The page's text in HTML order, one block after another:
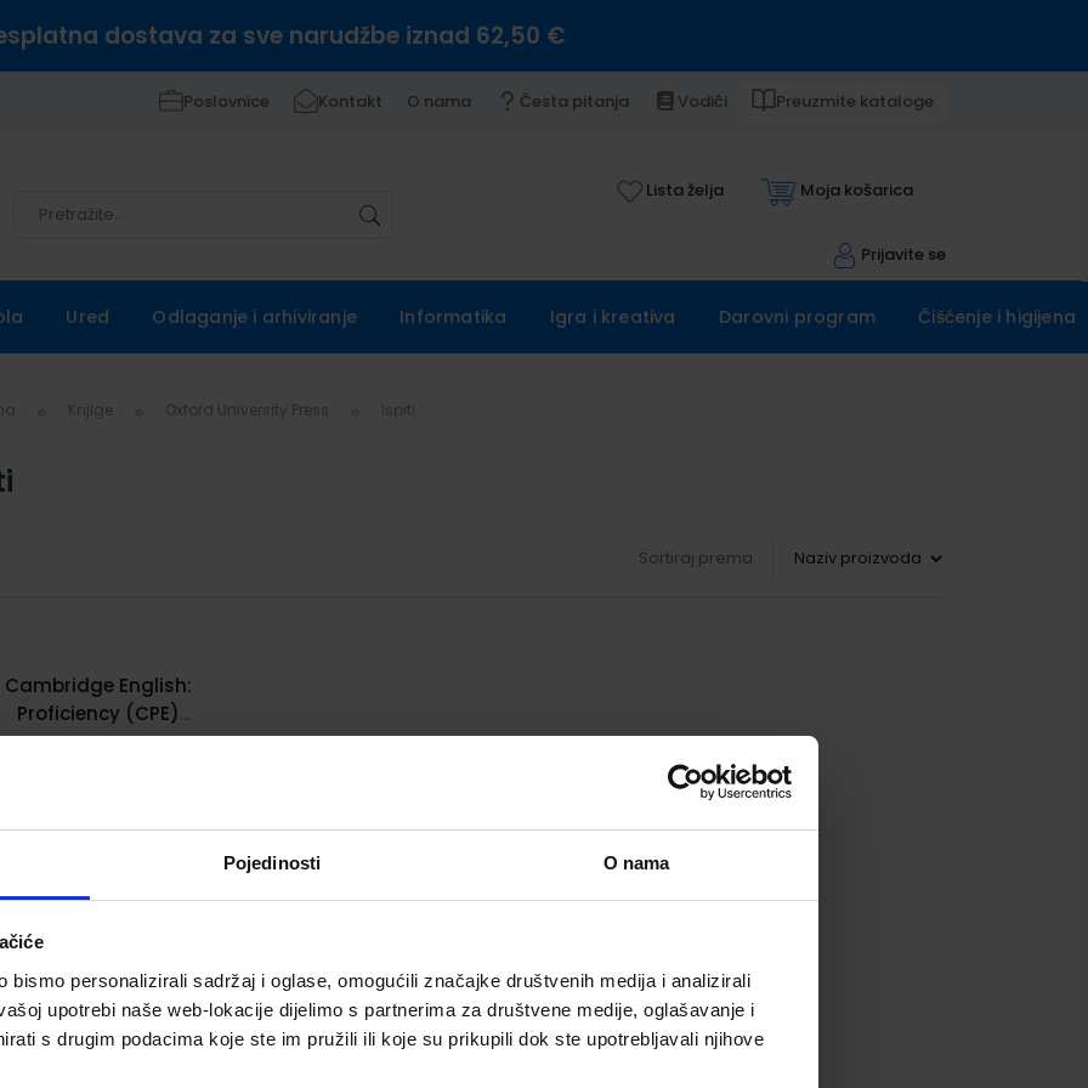
Pojedinosti O nama
bismo personalizirali sadržaj i oglase, omogućili značajke društvenih medija i analizirali
upotrebi naše web-lokacije dijelimo s partnerima za društvene medije, oglašavanje i
s drugim podacima koje ste im pružili ili koje su prikupili dok ste upotrebljavali njihove
dostava za sve narudžbe iznad 62,50 €
Poslovnice Kontakt O nama Česta pitanja Vodiči Preuzmite kataloge
Lista želja Moja košarica
Prijavite se
Ured Odlaganje i arhiviranje Informatika Igra i kreativa Darovni program Čišćenje i higijena
Knjige Oxford University Press
Sortiraj prema
Cambridge English:
Proficiency (CPE)
Meki uvez